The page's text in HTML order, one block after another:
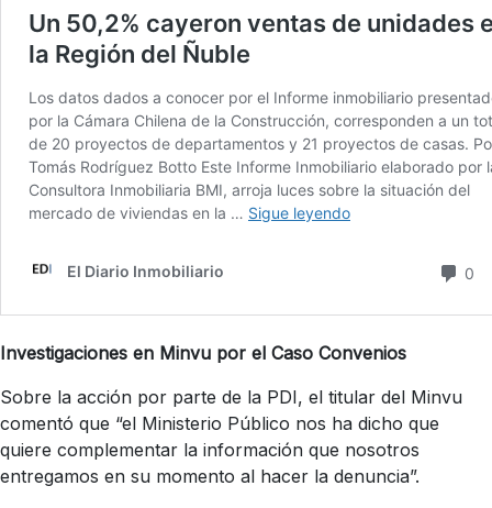
Investigaciones en Minvu por el Caso Convenios
Sobre la acción por parte de la PDI, el titular del Minvu
comentó que “el Ministerio Público nos ha dicho que
quiere complementar la información que nosotros
entregamos en su momento al hacer la denuncia”.